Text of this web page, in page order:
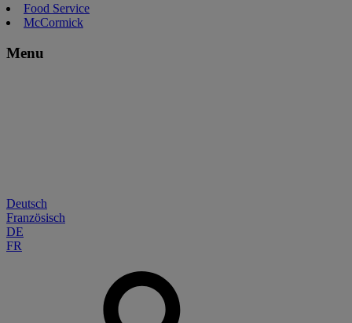
Food Service
McCormick
Menu
Deutsch
Französisch
DE
FR